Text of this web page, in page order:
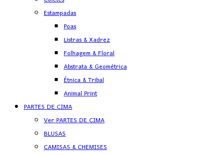
Estampadas
Poas
Listras & Xadrez
Folhagem & Floral
Abstrata & Geométrica
Étnica & Tribal
Animal Print
PARTES DE CIMA
Ver PARTES DE CIMA
BLUSAS
CAMISAS & CHEMISES